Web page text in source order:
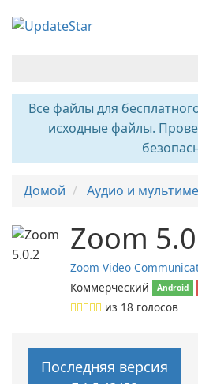
Все файлы для
исходные файлы.
Домой Аудио и
Zoom
Zoom Video
Коммерческий
Android
из 18 голосов
Последняя версия